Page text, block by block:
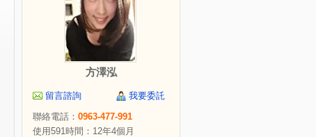
方澤泓
留言諮詢
我要委託
聯絡電話： 0963-477-991
使用591時間：12年4個月